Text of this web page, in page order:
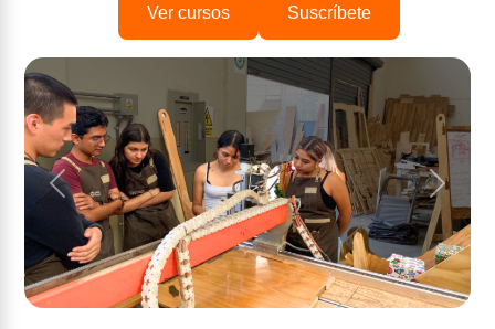
Ver cursos Suscríbete
Anterior